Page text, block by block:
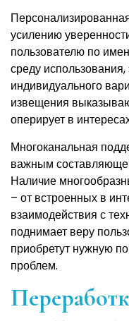
усилению
пользователю по
среду
индивидуального
извещения
оперирует в
Многоканальная
важным
Наличие
– от встроенных в
взаимодействия с
поднимает веру
приобретут нужную
проблем.